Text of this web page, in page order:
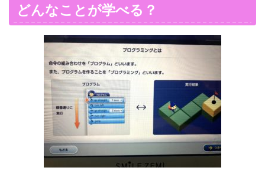
どんなことが学べる？